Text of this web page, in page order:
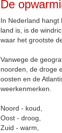
De
In Nederland hangt
land is, is de
waar het grootste
Vanwege de
noorden, de droge
oosten en de
weerkenmerken.
Noord - koud,
Oost - droog,
Zuid - warm,